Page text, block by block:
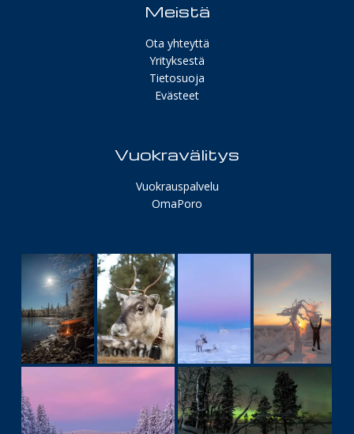
Meistä
Ota yhteyttä
Yrityksestä
Tietosuoja
Evästeet
Vuokravälitys
Vuokrauspalvelu
OmaPoro